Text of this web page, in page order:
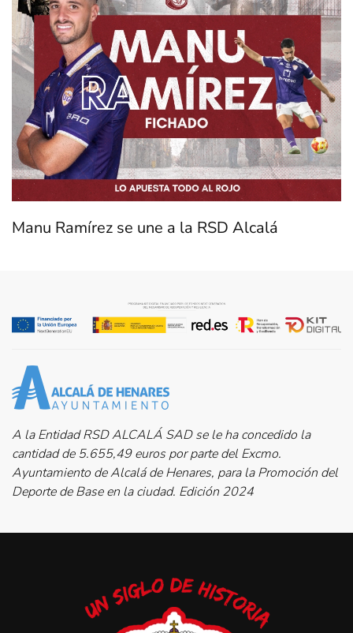
Manu Ramírez se une a la RSD Alcalá
A la Entidad RSD ALCALÁ SAD se le ha concedido la
cantidad de 5.655,49 euros por parte del Excmo.
Ayuntamiento de Alcalá de Henares, para la Promoción del
Deporte de Base en la ciudad. Edición 2024